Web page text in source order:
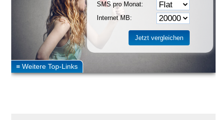
SMS pro Monat:
Internet MB: